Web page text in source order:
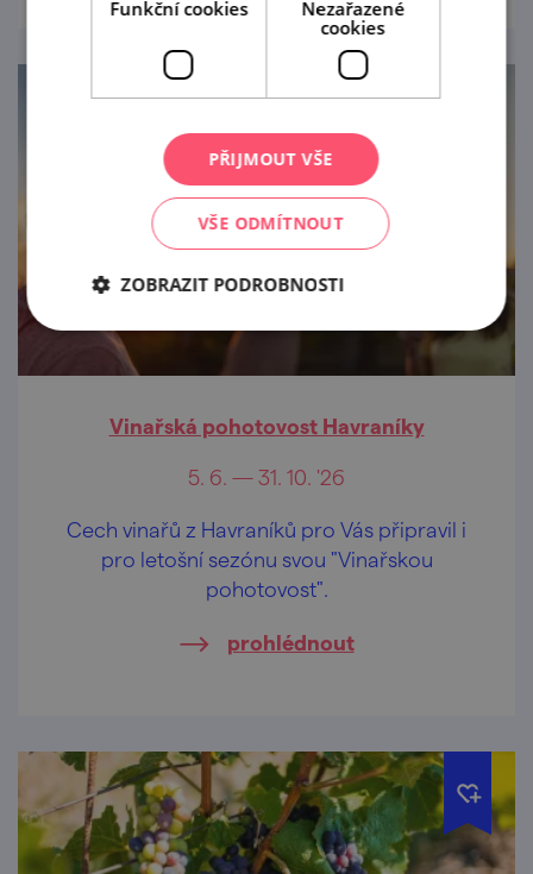
Vinařská pohotovost Havraníky
5. 6. — 31. 10. '26
Cech vinařů z Havraníků pro Vás připravil i
pro letošní sezónu svou "Vinařskou
pohotovost".
prohlédnout
Funkční cookies
Nezařazené
cookies
PŘIJMOUT VŠE
VŠE ODMÍTNOUT
ZOBRAZIT PODROBNOSTI